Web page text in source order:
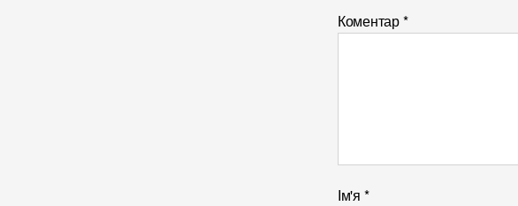
Коментар*
Ім'я *